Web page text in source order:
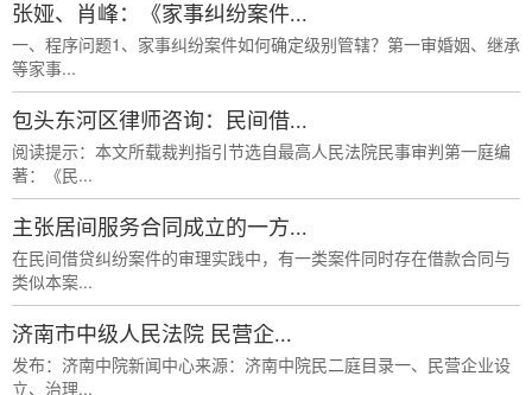
张娅、肖峰：《家事纠纷案件...
一、程序问题1、家事纠纷案件如何确定级别管辖？第一审婚姻、继承
等家事...
包头东河区律师咨询：民间借...
阅读提示：本文所载裁判指引节选自最高人民法院民事审判第一庭编
著：《民...
主张居间服务合同成立的一方...
在民间借贷纠纷案件的审理实践中，有一类案件同时存在借款合同与
类似本案...
济南市中级人民法院 民营企...
发布：济南中院新闻中心来源：济南中院民二庭目录一、民营企业设
立、治理...